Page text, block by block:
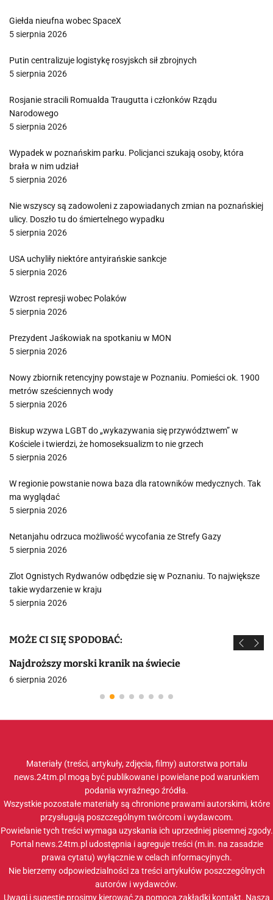
Giełda nieufna wobec SpaceX
5 sierpnia 2026
Putin centralizuje logistykę rosyjskch sił zbrojnych
5 sierpnia 2026
Rosjanie stracili Romualda Traugutta i członków Rządu
Narodowego
5 sierpnia 2026
Wypadek w poznańskim parku. Policjanci szukają osoby, która
brała w nim udział
5 sierpnia 2026
Nie wszyscy są zadowoleni z zapowiadanych zmian na poznańskiej
ulicy. Doszło tu do śmiertelnego wypadku
5 sierpnia 2026
USA uchyliły niektóre antyirańskie sankcje
5 sierpnia 2026
Wzrost represji wobec Polaków
5 sierpnia 2026
Prezydent Jaśkowiak na spotkaniu w MON
5 sierpnia 2026
Nowy zbiornik retencyjny powstaje w Poznaniu. Pomieści ok. 1900
metrów sześciennych wody
5 sierpnia 2026
Biskup wzywa LGBT do „wykazywania się przywództwem” w
Kościele i twierdzi, że homoseksualizm to nie grzech
5 sierpnia 2026
W regionie powstanie nowa baza dla ratowników medycznych. Tak
ma wyglądać
5 sierpnia 2026
Netanjahu odrzuca możliwość wycofania ze Strefy Gazy
5 sierpnia 2026
Zlot Ognistych Rydwanów odbędzie się w Poznaniu. To największe
takie wydarzenie w kraju
5 sierpnia 2026
MOŻE CI SIĘ SPODOBAĆ:
Najdroższy morski kranik na świecie
6 sierpnia 2026
Materiały (treści, artykuły, zdjęcia, filmy) autorstwa portalu
news.24tm.pl mogą być publikowane i powielane pod warunkiem
podania wyraźnego źródła.
Wszystkie pozostałe materiały są chronione prawami autorskimi, które
przysługują poszczególnym twórcom i wydawcom.
Powielanie tych treści wymaga uzyskania ich uprzedniej pisemnej zgody.
Portal news.24tm.pl udostępnia i agreguje treści (m.in. na zasadzie
prawa cytatu) wyłącznie w celach informacyjnych.
Nie bierzemy odpowiedzialności za treści artykułów poszczególnych
autorów i wydawców.
Uwagi i sugestie prosimy kierować za pomocą zakładki kontakt. Nasza